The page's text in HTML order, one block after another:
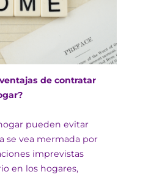
de contratar
pueden evitar
se vea mermada por
imprevistas
en los hogares,